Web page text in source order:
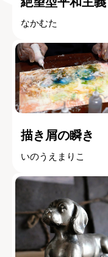
なかむた
描き屑の瞬き
いのうえまりこ